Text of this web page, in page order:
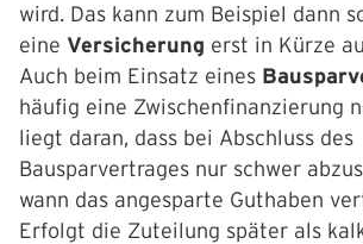
wird. Das kann zum Beispiel dann
eine Versicherung erst in Kürze
Auch beim Einsatz eines
häufig eine Zwischenfinanzierung
liegt daran, dass bei Abschluss des
Bausparvertrages nur schwer
wann das angesparte Guthaben
Erfolgt die Zuteilung später als